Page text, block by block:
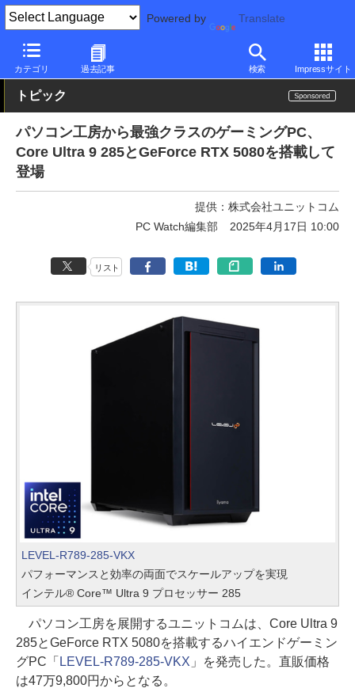
Powered by Translate
カテゴリ 過去記事 検索 Impressサイト
PC Watch パソコン/タブレット/スマートフォン ゲーミングパソ
トピック
パソコン工房から最強クラスのゲーミングPC、
Core Ultra 9 285とGeForce RTX 5080を搭載して
登場
提供：株式会社ユニットコム
PC Watch編集部
2025年4月17日 10:00
リスト
LEVEL-R789-285-VKX
パフォーマンスと効率の両面でスケールアップを実現
インテル® Core™ Ultra 9 プロセッサー 285
パソコン工房を展開するユニットコムは、Core Ultra 9
285とGeForce RTX 5080を搭載するハイエンドゲーミン
グPC「 LEVEL-R789-285-VKX 」を発売した。直販価格
は47万9,800円からとなる。